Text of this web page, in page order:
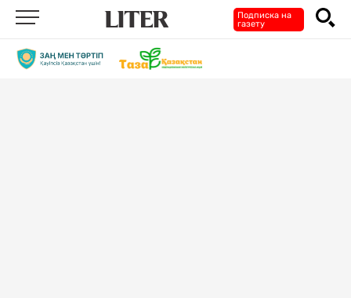
Подписка на
газету